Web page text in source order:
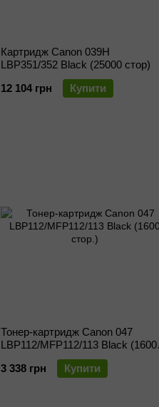
Картридж Canon 039H
LBP351/352 Black (25000 стор)
12 104 грн
Купити
Тонер-картридж Canon 047
LBP112/MFP112/113 Black (1600
3 338 грн
Купити